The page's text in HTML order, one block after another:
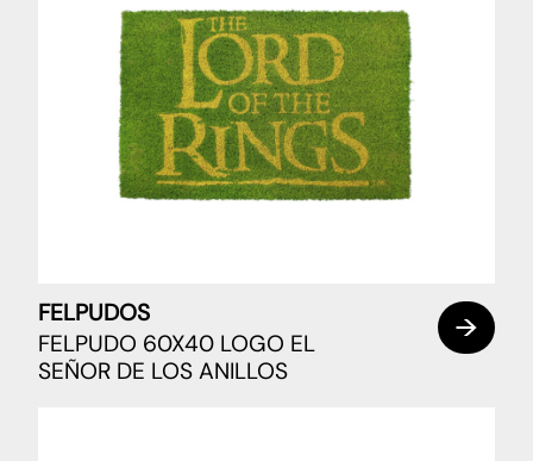
FELPUDOS
FELPUDO 60X40 LOGO EL
SEÑOR DE LOS ANILLOS